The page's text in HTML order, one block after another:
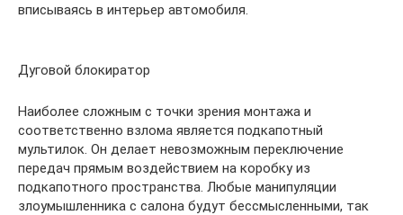
вписываясь в интерьер автомобиля.
Дуговой блокиратор
Наиболее сложным с точки зрения монтажа и
соответственно взлома является подкапотный
мультилок. Он делает невозможным переключение
передач прямым воздействием на коробку из
подкапотного пространства. Любые манипуляции
злоумышленника с салона будут бессмысленными, так